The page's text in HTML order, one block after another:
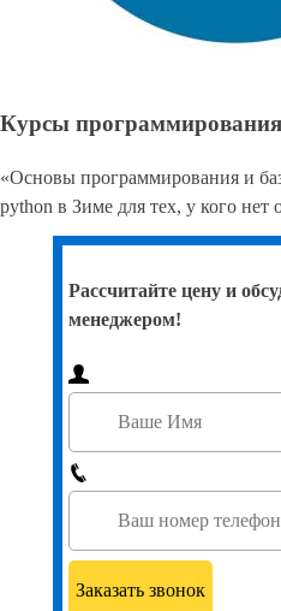
Курсы
«Основы программирования и
python в Зиме для тех, у кого
Рассчитайте цену и
менеджером!